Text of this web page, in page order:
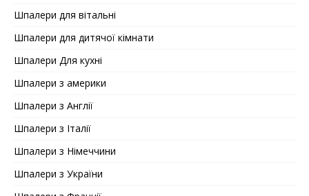
Шпалери для вітальні
Шпалери для дитячої кімнати
Шпалери Для кухні
Шпалери з америки
Шпалери з Англії
Шпалери з Італії
Шпалери з Німеччини
Шпалери з України